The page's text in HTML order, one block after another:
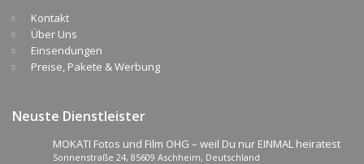
Kontakt
Über Uns
Einsendungen
Preise, Pakete & Werbung
Neuste Dienstleister
MOKATI Fotos und Film OHG – weil Du nur EINMAL heiratest
Sonnenstraße 24, 85609 Aschheim, Deutschland